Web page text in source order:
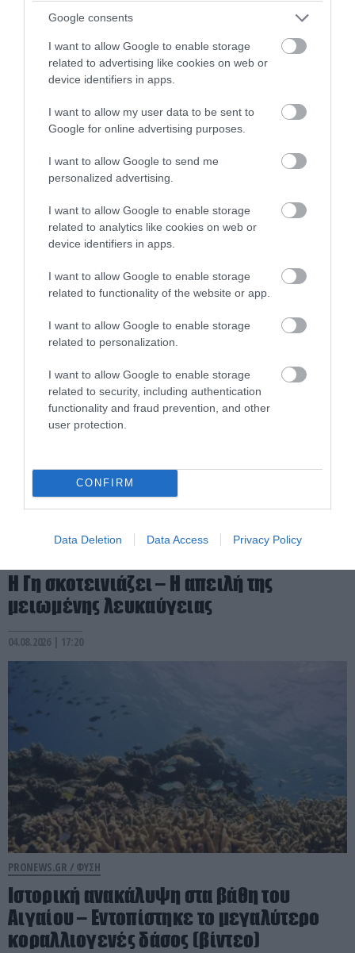
Google consents
I want to allow Google to enable storage
related to advertising like cookies on web or
device identifiers in apps.
I want to allow my user data to be sent to
Google for online advertising purposes.
I want to allow Google to send me
personalized advertising.
I want to allow Google to enable storage
related to analytics like cookies on web or
device identifiers in apps.
I want to allow Google to enable storage
related to functionality of the website or app.
I want to allow Google to enable storage
related to personalization.
I want to allow Google to enable storage
related to security, including authentication
functionality and fraud prevention, and other
user protection.
CONFIRM
Data Deletion Data Access Privacy Policy
PRONEWS.GR / ΦΥΣΗ
ΗΠΑ: Απελευθερώνουν 600.000
κουνούπια για να μειώσουν… τον
πληθυσμό τους
04.08.2026 | 18:12
Η Γη σκοτεινιάζει – Η απειλή της
μειωμένης λευκαύγειας
04.08.2026 | 17:20
PRONEWS.GR / ΦΥΣΗ
Ιστορική ανακάλυψη στα βάθη του
Αιγαίου – Εντοπίστηκε το μεγαλύτερο
κοραλλιογενές δάσος (βίντεο)